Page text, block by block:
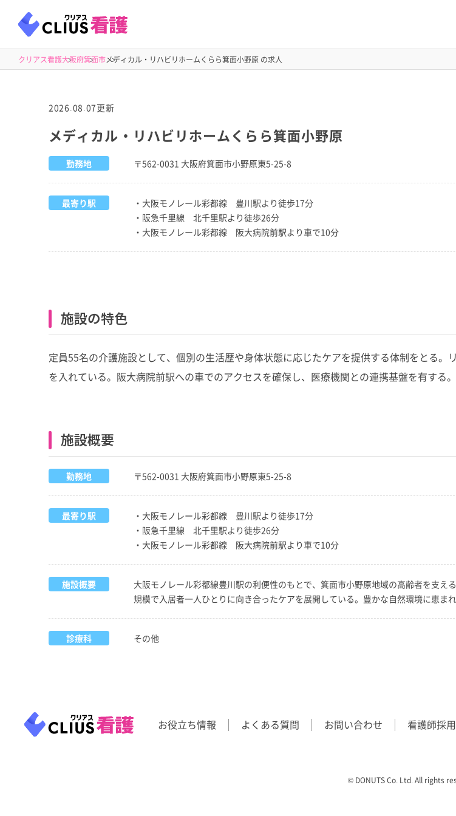
クリアス看護大阪府箕面市メディカル・リハビリホームくらら箕面小野原 の求人
2026.08.07更新
メディカル・リハビリホームくらら箕面小野原
勤務地 〒562-0031 大阪府箕面市小野原東5-25-8
最寄り駅
・大阪モノレール彩都線 豊川駅より徒歩17分
・阪急千里線 北千里駅より徒歩26分
・大阪モノレール彩都線 阪大病院前駅より車で10分
施設の特色
定員55名の介護施設として、個別の生活歴や身体状態に応じたケアを提供する体制をとる
を入れている。阪大病院前駅への車でのアクセスを確保し、医療機関との連携基盤を有する。
施設概要
勤務地 〒562-0031 大阪府箕面市小野原東5-25-8
最寄り駅
・大阪モノレール彩都線 豊川駅より徒歩17分
・阪急千里線 北千里駅より徒歩26分
・大阪モノレール彩都線 阪大病院前駅より車で10分
施設概要
大阪モノレール彩都線豊川駅の利便性のもとで、箕面市小野原地域の高齢者を支
規模で入居者一人ひとりに向き合ったケアを展開している。豊かな自然環境に恵ま
診療科 その他
お役立ち情報 よくある質問 お問い合わせ 看護師採
©︎ DONUTS Co. Ltd. All rights